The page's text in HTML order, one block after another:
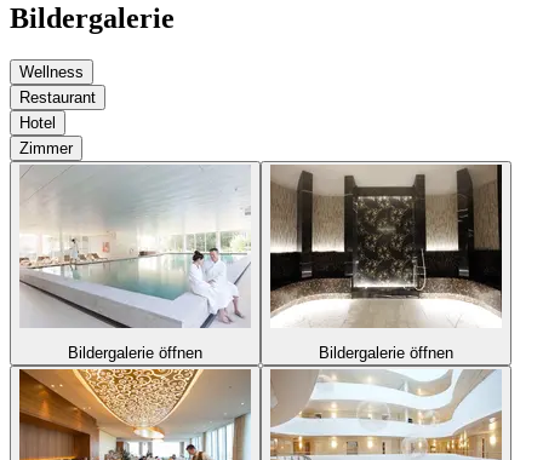
Bildergalerie
Wellness
Restaurant
Hotel
Zimmer
Bildergalerie öffnen Bildergalerie öffnen